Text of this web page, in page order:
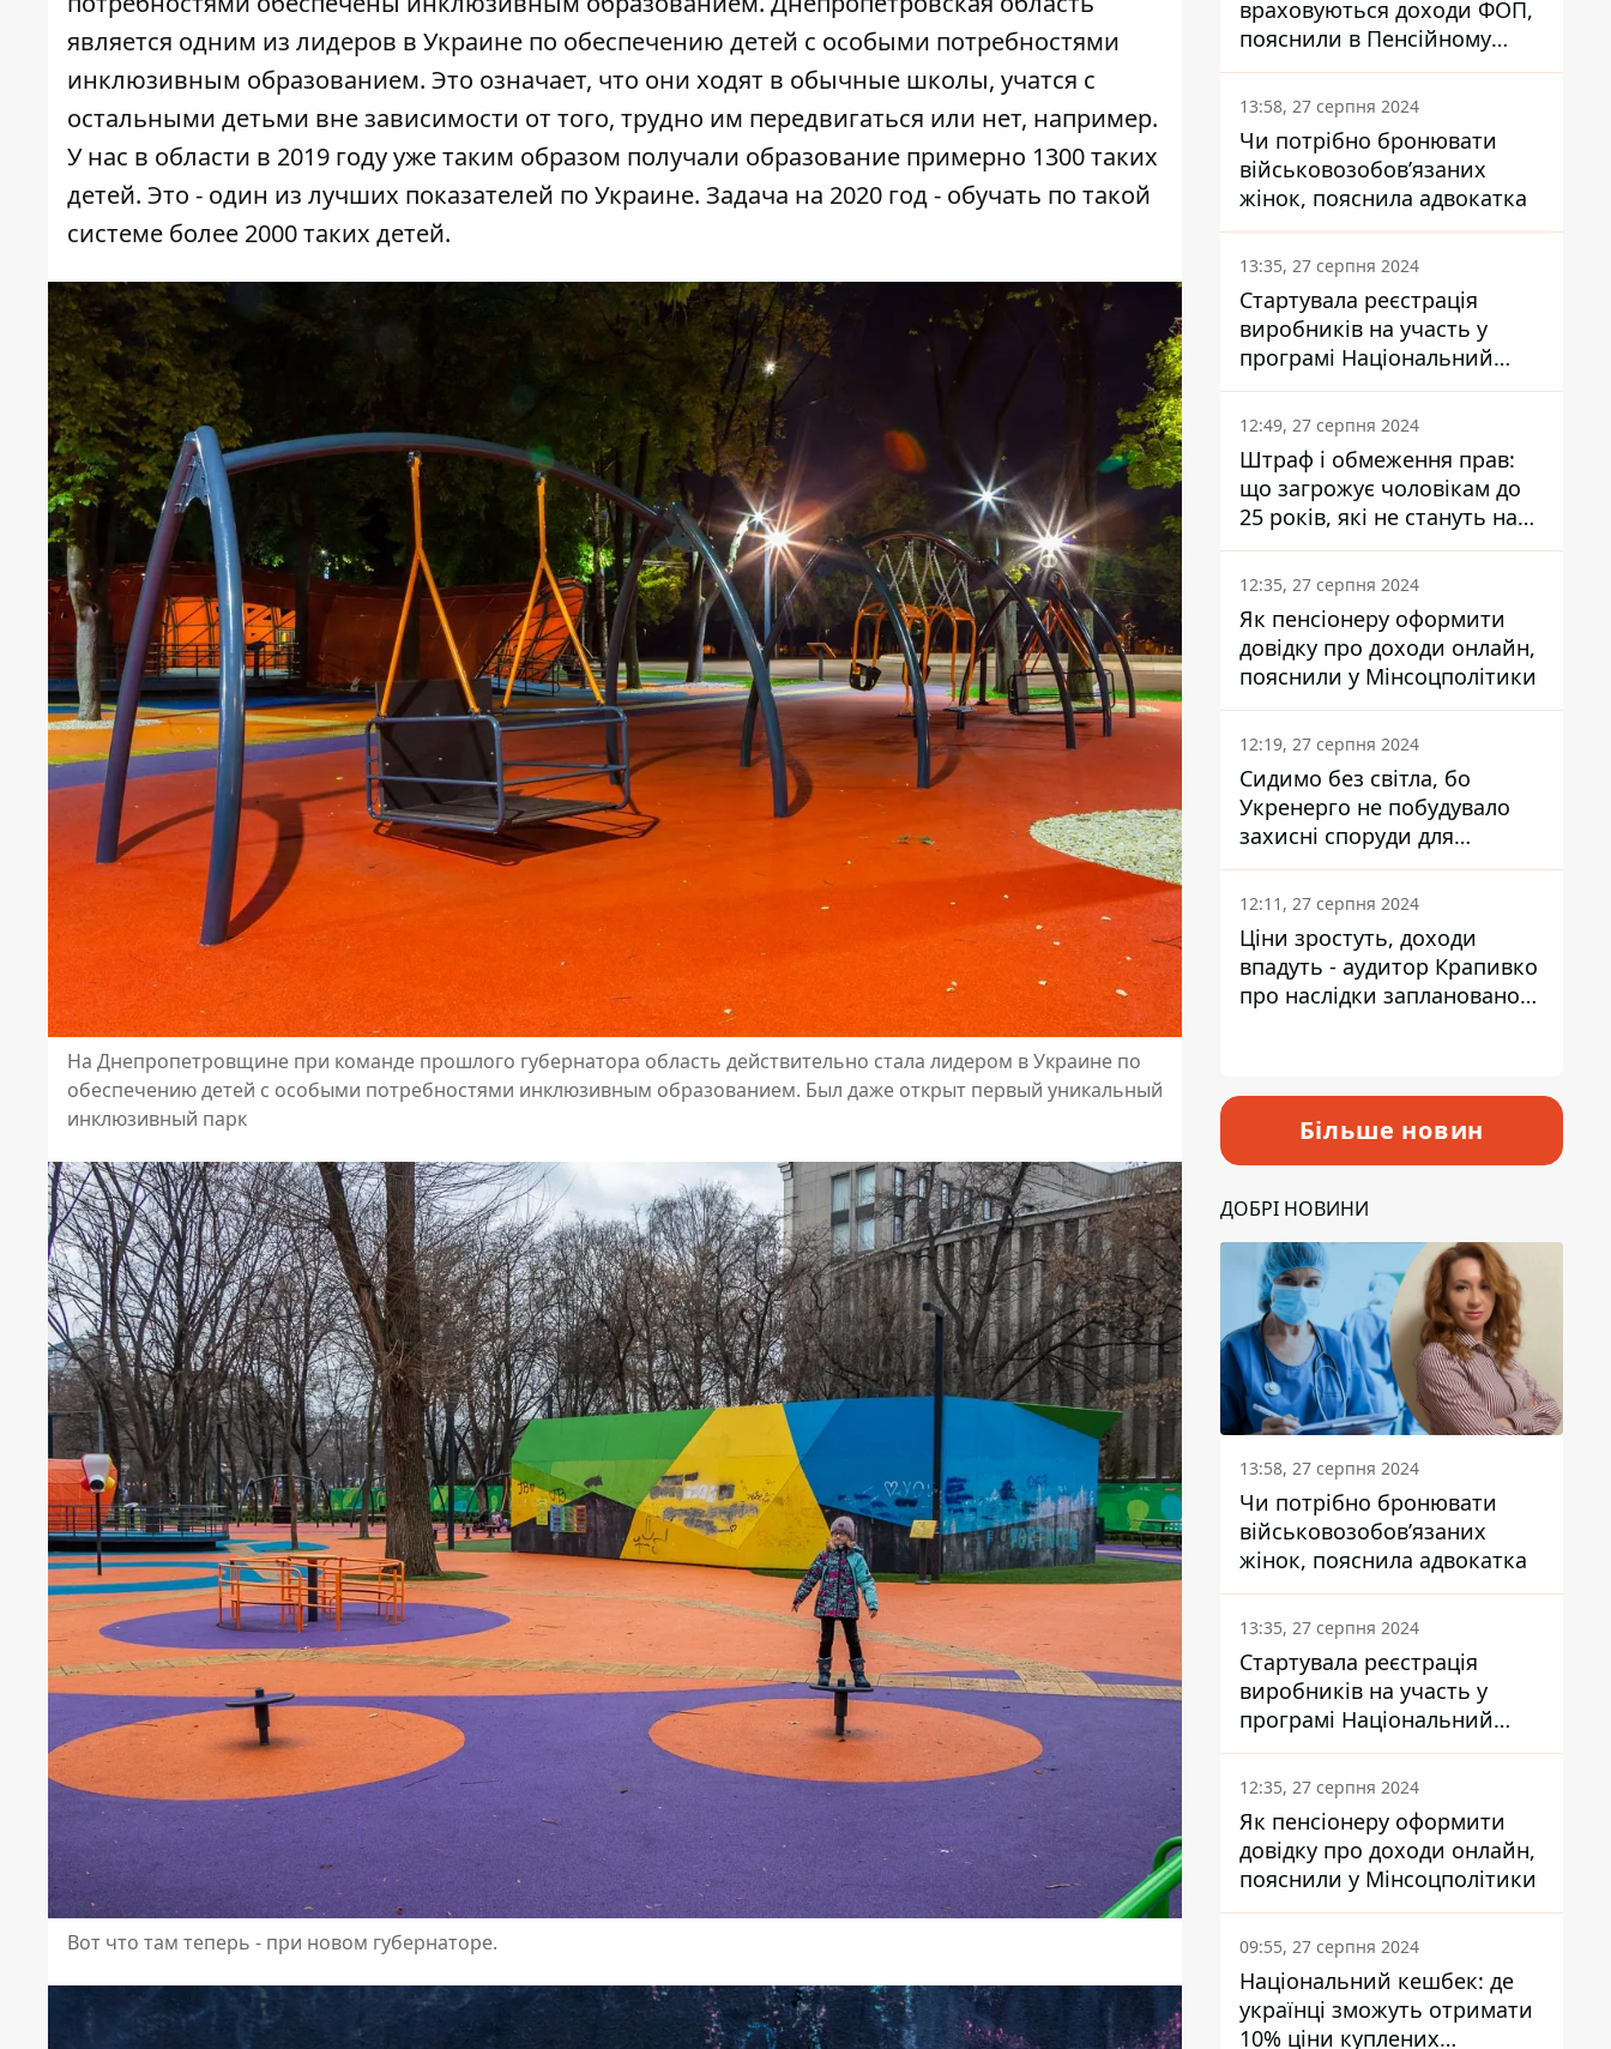
является одним из лидеров в Украине по обеспечению детей с особыми потребностями
инклюзивным образованием. Это означает, что они ходят в обычные школы, учатся с
остальными детьми вне зависимости от того, трудно им передвигаться или нет, например.
У нас в области в 2019 году уже таким образом получали образование примерно 1300 таких
детей. Это - один из лучших показателей по Украине. Задача на 2020 год - обучать по такой
системе более 2000 таких детей.
На Днепропетровщине при команде прошлого губернатора область действительно стала лидером в Украине по
обеспечению детей с особыми потребностями инклюзивным образованием. Был даже открыт первый уникальный
инклюзивный парк
Вот что там теперь - при новом губернаторе.
враховуються доходи ФОП,
пояснили в Пенсійному
фонді
13:58, 27 серпня 2024
Чи потрібно бронювати
військовозобов’язаних
жінок, пояснила адвокатка
13:35, 27 серпня 2024
Стартувала реєстрація
виробників на участь у
програмі Національний
кешбек: як це зробити
через портал Дія
12:49, 27 серпня 2024
Штраф і обмеження прав:
що загрожує чоловікам до
25 років, які не стануть на
військовий облік
12:35, 27 серпня 2024
Як пенсіонеру оформити
довідку про доходи онлайн,
пояснили у Мінсоцполітики
12:19, 27 серпня 2024
Сидимо без світла, бо
Укренерго не побудувало
захисні споруди для
енергетики - нардеп
Кучеренко
12:11, 27 серпня 2024
Ціни зростуть, доходи
впадуть - аудитор Крапивко
про наслідки запланованого
Більше новин
ДОБРІ НОВИНИ
13:58, 27 серпня 2024
Чи потрібно бронювати
військовозобов’язаних
жінок, пояснила адвокатка
13:35, 27 серпня 2024
Стартувала реєстрація
виробників на участь у
програмі Національний
кешбек: як це зробити
через портал Дія
12:35, 27 серпня 2024
Як пенсіонеру оформити
довідку про доходи онлайн,
пояснили у Мінсоцполітики
09:55, 27 серпня 2024
Національний кешбек: де
українці зможуть отримати
10% ціни куплених